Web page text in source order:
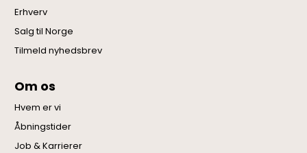
Erhverv
Salg til Norge
Tilmeld nyhedsbrev
Om os
Hvem er vi
Åbningstider
Job & Karrierer